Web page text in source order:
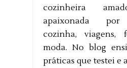
cozinheira
apaixonada por
cozinha, viagens,
moda. No blog
práticas que testei e